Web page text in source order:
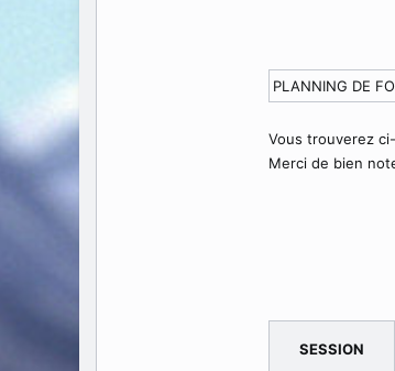
PLANNING DE
Vous trouverez
Merci de bien
SESSION